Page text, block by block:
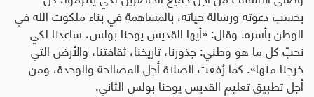
بحسب دعوته ورسالة حياته، بالمساهمة في بناء ملكوت الله في
الوطن بأسره. وقال: «أيها القديس يوحنا بولس، ساعدنا لكي
نحبّ كل ما هو وطني: جذورنا، تاريخنا، ثقافتنا، والأرض التي
خرجنا منها». كما رُفعت الصلاة أجل المصالحة والوحدة، ومن
أجل تطبيق تعليم القديس يوحنا بولس الثاني.